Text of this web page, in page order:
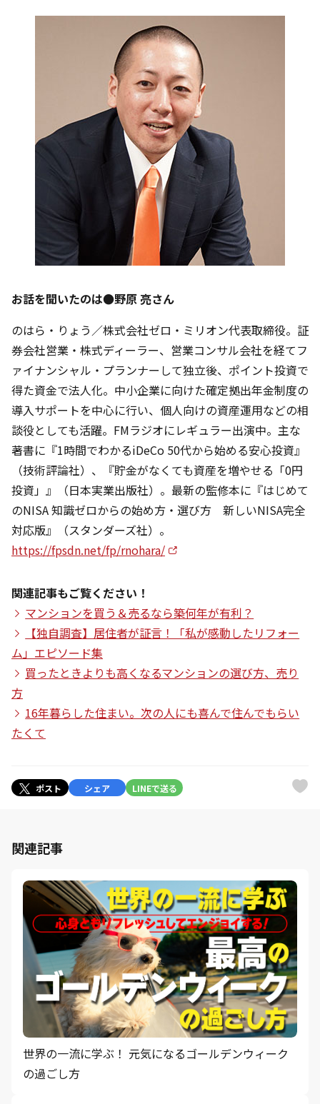
お話を聞いたのは●野原 亮さん
のはら・りょう／株式会社ゼロ・ミリオン代表取締役。証
券会社営業・株式ディーラー、営業コンサル会社を経てフ
ァイナンシャル・プランナーして独立後、ポイント投資で
得た資金で法人化。中小企業に向けた確定拠出年金制度の
導入サポートを中心に行い、個人向けの資産運用などの相
談役としても活躍。FMラジオにレギュラー出演中。主な
著書に『1時間でわかるiDeCo 50代から始める安心投資』
（技術評論社）、『貯金がなくても資産を増やせる「0円
投資」』（日本実業出版社）。最新の監修本に『はじめて
のNISA 知識ゼロからの始め方・選び方 新しいNISA完全
対応版』（スタンダーズ社）。
https://fpsdn.net/fp/rnohara/
関連記事もご覧ください！
マンションを買う＆売るなら築何年が有利？
【独自調査】居住者が証言！「私が感動したリフォー
ム」エピソード集
買ったときよりも高くなるマンションの選び方、売り
方
16年暮らした住まい。次の人にも喜んで住んでもらい
たくて
ポスト シェア LINEで送る
関連記事
世界の一流に学ぶ！ 元気になるゴールデンウィーク
の過ごし方